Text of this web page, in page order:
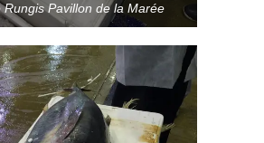
Rungis Pavillon de la Marée